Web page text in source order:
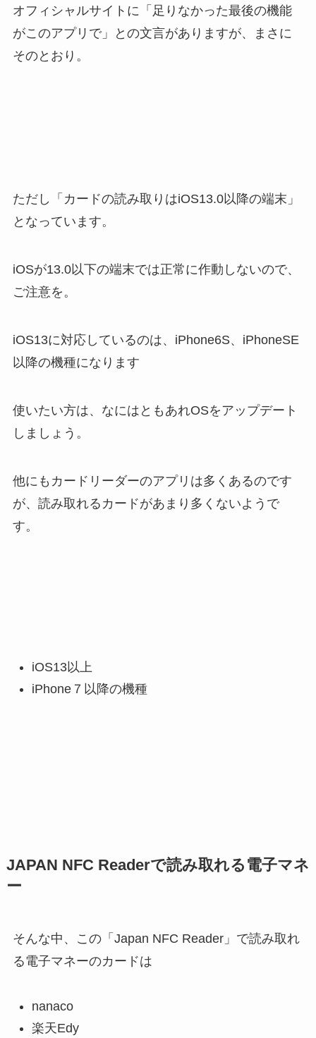
オフィシャルサイトに「 足りなかった最後の機能
がこのアプリで」との文言がありますが、まさに
そのとおり。
ただし「カードの読み取りはiOS13.0以降の端末 」
となっています。
iOSが13.0以下の端末では正常に作動しないので、
ご注意を。
iOS13に対応しているのは、iPhone6S、iPhoneSE
以降の機種になります
使いたい方は、なにはともあれOSをアップデート
しましょう。
他にもカードリーダーのアプリは多くあるのです
が、読み取れるカードがあまり多くないようで
す。
iOS13以上
iPhone７以降の機種
JAPAN NFC Readerで読み取れる電子マネ
ー
そんな中、この「Japan NFC Reader」で読み取れ
る電子マネーのカードは
nanaco
楽天Edy